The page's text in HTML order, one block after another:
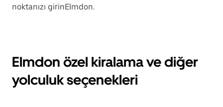
noktanızı girinElmdon.
Elmdon özel kiralama ve diğer
yolculuk seçenekleri